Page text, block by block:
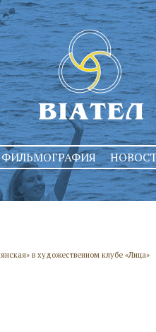
ФИЛЬМОГРАФИЯ
в художественном клубе «Лица»